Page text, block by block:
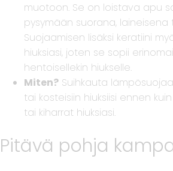
muotoon. Se on loistava apu
pysymään suorana, laineisena
Suojaamisen lisäksi keratiini
hiuksiasi, joten se sopii
hentoisellekin hiukselle.
Miten? Suihkauta
tai kosteisiin hiuksiisi ennen
tai kiharrat hiuksiasi.
Pitävä pohja